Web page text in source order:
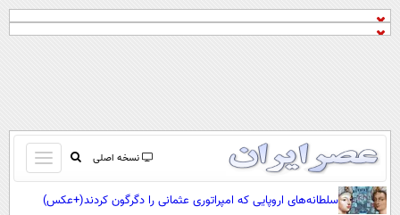
نسخه اصلی
باز
و
بسته
صفحه اول
سلطانه‌های اروپایی که امپراتوری عثمانی را دگرگون کردند(+عکس)